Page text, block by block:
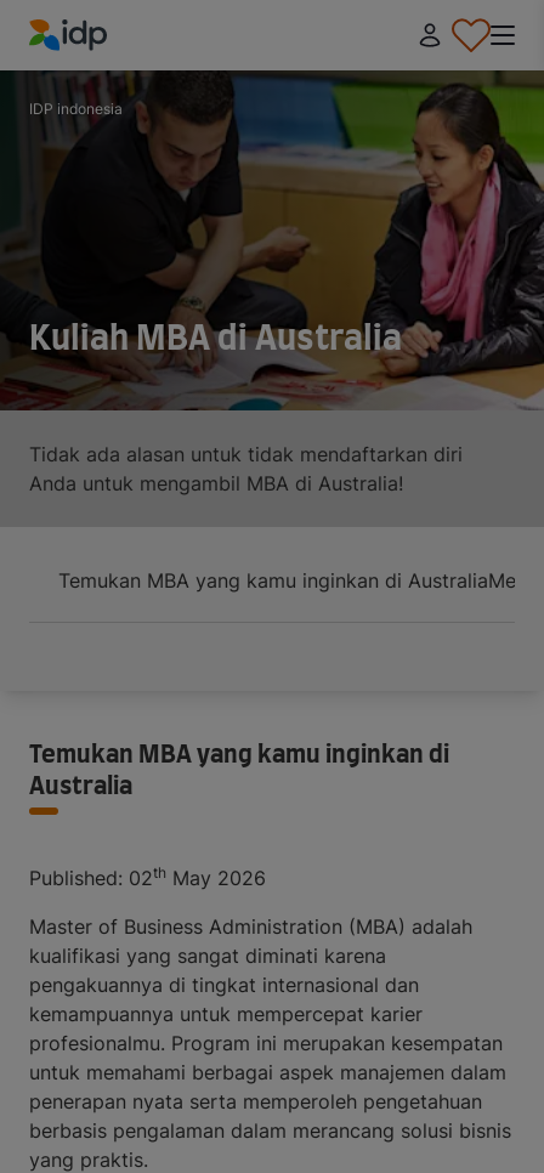
IDP Education
IDP indonesia
Kuliah MBA di Australia
Tidak ada alasan untuk tidak mendaftarkan diri
Anda untuk mengambil MBA di Australia!
Temukan MBA yang kamu inginkan di Australia
Temukan MBA yang kamu inginkan di
Australia
Published: 02th May 2026
Master of Business Administration (MBA) adalah
kualifikasi yang sangat diminati karena
pengakuannya di tingkat internasional dan
kemampuannya untuk mempercepat karier
profesionalmu. Program ini merupakan kesempatan
untuk memahami berbagai aspek manajemen dalam
penerapan nyata serta memperoleh pengetahuan
berbasis pengalaman dalam merancang solusi bisnis
yang praktis.